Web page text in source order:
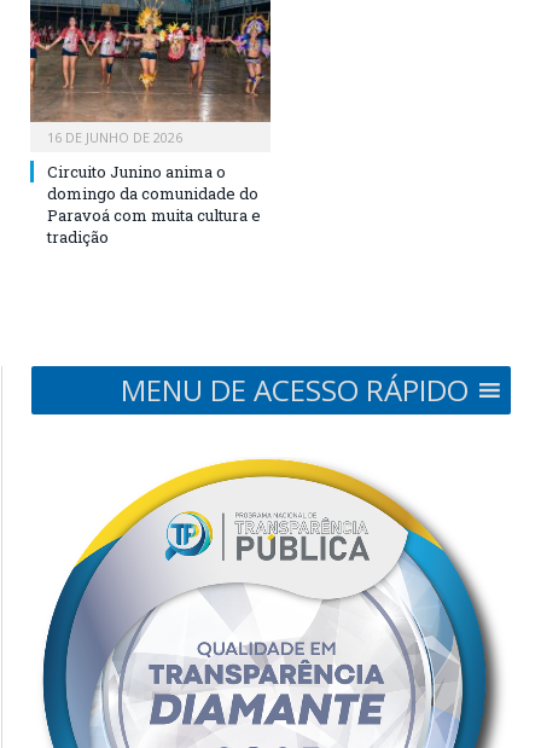
16 DE JUNHO DE 2026
Circuito Junino anima o
domingo da comunidade do
Paravoá com muita cultura e
tradição
MENU DE ACESSO RÁPIDO